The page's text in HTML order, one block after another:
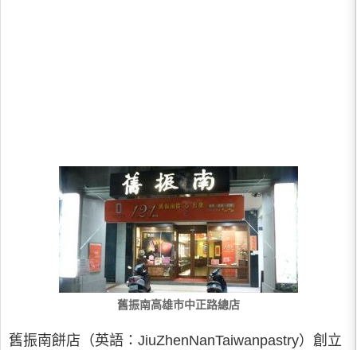
舊振南高雄市中正路總店
舊振南餅店（英語：JiuZhenNanTaiwanpastry）創立